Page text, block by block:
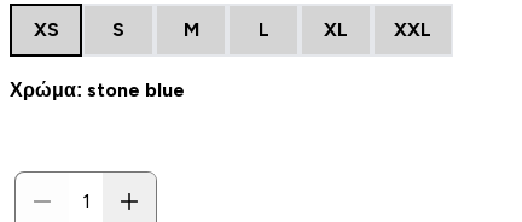
XS S M L XL XXL
Χρώμα: stone blue